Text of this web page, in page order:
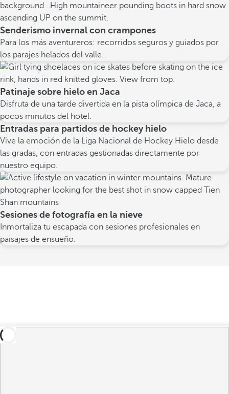
Senderismo invernal con crampones
Para los más aventureros: recorridos seguros y guiados por
los parajes helados del valle.
Patinaje sobre hielo en Jaca
Disfruta de una tarde divertida en la pista olímpica de Jaca, a
pocos minutos del hotel.
Entradas para partidos de hockey hielo
Vive la emoción de la Liga Nacional de Hockey Hielo desde
las gradas, con entradas gestionadas directamente por
nuestro equipo.
Sesiones de fotografía en la nieve
Inmortaliza tu escapada con sesiones profesionales en
paisajes de ensueño.